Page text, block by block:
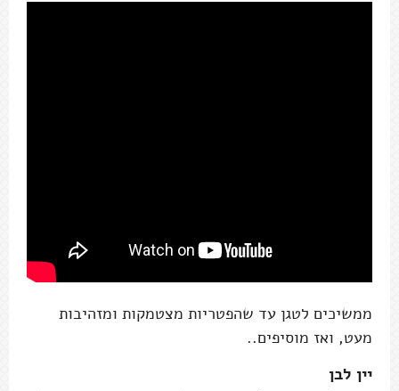
ממשיכים לטגן עד שהפטריות מצטמקות ומזהיבות
מעט, ואז מוסיפים..
יין לבן